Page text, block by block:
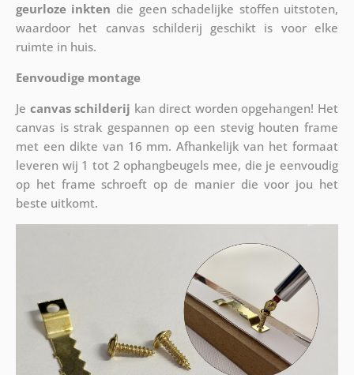
geurloze inkten die geen schadelijke stoffen uitstoten,
waardoor het canvas schilderij geschikt is voor elke
ruimte in huis.
Eenvoudige montage
Je canvas schilderij kan direct worden opgehangen! Het
canvas is strak gespannen op een stevig houten frame
met een dikte van 16 mm. Afhankelijk van het formaat
leveren wij 1 tot 2 ophangbeugels mee, die je eenvoudig
op het frame schroeft op de manier die voor jou het
beste uitkomt.